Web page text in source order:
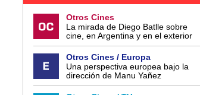
Otros Cines
La mirada de Diego Batlle sobre
cine, en Argentina y en el exterior
Otros Cines / Europa
Una perspectiva europea bajo la
dirección de Manu Yañez